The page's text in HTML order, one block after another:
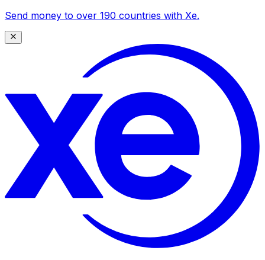
Send money to over 190 countries with Xe.